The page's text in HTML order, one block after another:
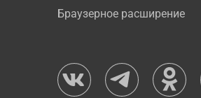
Браузерное расширение